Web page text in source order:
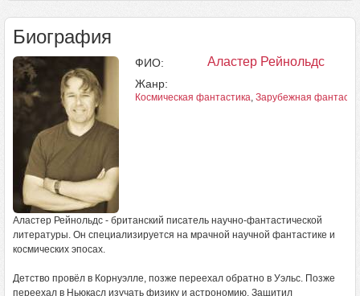
Биография
ФИО: Аластер Рейнольдс
Жанр:
Космическая фантастика, Зарубежная
Аластер Рейнольдс - британский писатель научно-фантастической
литературы. Он специализируется на мрачной научной фантастике и
космических эпосах.
Детство провёл в Корнуэлле, позже переехал обратно в Уэльс. Позже
переехал в Ньюкасл изучать физику и астрономию. Защитил